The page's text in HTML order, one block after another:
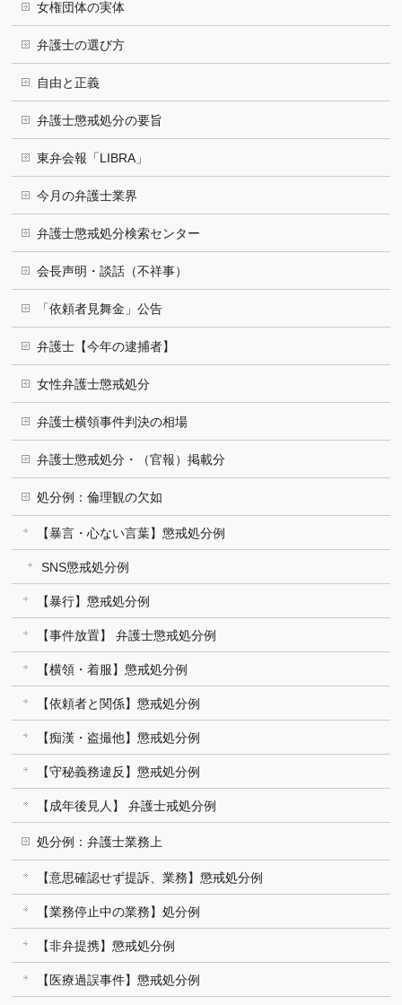
女権団体の実体
弁護士の選び方
自由と正義
弁護士懲戒処分の要旨
東弁会報「LIBRA」
今月の弁護士業界
弁護士懲戒処分検索センター
会長声明・談話（不祥事）
「依頼者見舞金」公告
弁護士【今年の逮捕者】
女性弁護士懲戒処分
弁護士横領事件判決の相場
弁護士懲戒処分・（官報）掲載分
処分例：倫理観の欠如
【暴言・心ない言葉】懲戒処分例
SNS懲戒処分例
【暴行】懲戒処分例
【事件放置】 弁護士懲戒処分例
【横領・着服】懲戒処分例
【依頼者と関係】懲戒処分例
【痴漢・盗撮他】懲戒処分例
【守秘義務違反】懲戒処分例
【成年後見人】 弁護士戒処分例
処分例：弁護士業務上
【意思確認せず提訴、業務】懲戒処分例
【業務停止中の業務】処分例
【非弁提携】懲戒処分例
【医療過誤事件】懲戒処分例